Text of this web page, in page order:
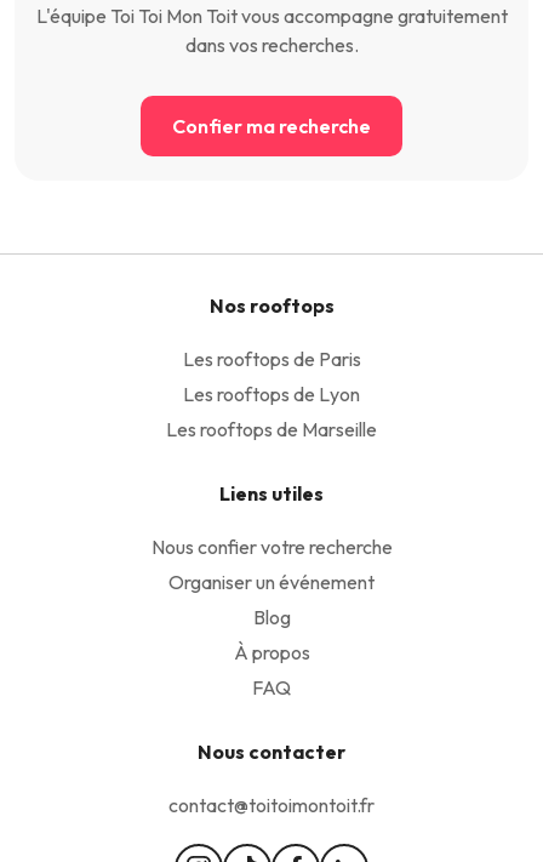
L'équipe Toi Toi Mon Toit vous accompagne gratuitement
dans vos recherches.
Confier ma recherche
Nos rooftops
Les rooftops de Paris
Les rooftops de Lyon
Les rooftops de Marseille
Liens utiles
Nous confier votre recherche
Organiser un événement
Blog
À propos
FAQ
Nous contacter
contact@toitoimontoit.fr